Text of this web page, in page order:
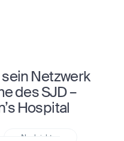
Netzwerk
des SJD –
Hospital